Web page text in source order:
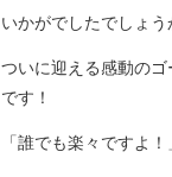
いかがでしたでしょう
ついに迎える感動の
です！
「誰でも楽々ですよ